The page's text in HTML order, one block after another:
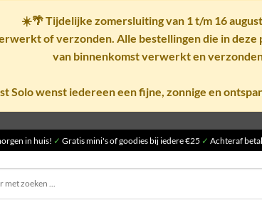
☀️🌴Tijdelijke zomersluiting van 1 t/m 16
of verzonden. Alle bestellingen die in
van binnenkomst verwerkt en
Solo wenst iedereen een fijne, zonnige en
in huis! ✓ Gratis mini's of goodies bij iedere €25 ✓ Achteraf